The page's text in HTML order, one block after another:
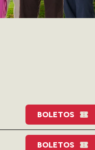
BOLETOS
BOLETOS